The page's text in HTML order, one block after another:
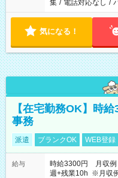
集 / 電話対応なし /
気になる！
【在宅勤務OK】時
事務
派遣 ブランクOK WEB登録
給与
時給3300円 月収例
週+残業10h ※月収